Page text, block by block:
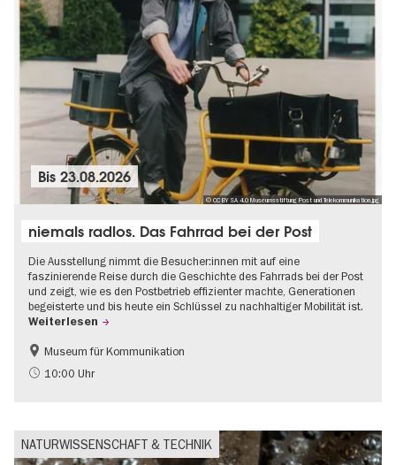
© CC BY SA 4.0 Museumsstiftung Post und Telekommunikation.jpg
Bis23.08.2026
niemals radlos. Das Fahrrad bei der Post
Die Ausstellung nimmt die Besucher:innen mit auf eine
faszinierende Reise durch die Geschichte des Fahrrads bei der Post
und zeigt, wie es den Postbetrieb effizienter machte, Generationen
begeisterte und bis heute ein Schlüssel zu nachhaltiger Mobilität ist.
Weiterlesen
Geschichte
Nachhaltigkeit
Museum für Kommunikation
10:00 Uhr
NATURWISSENSCHAFT & TECHNIK